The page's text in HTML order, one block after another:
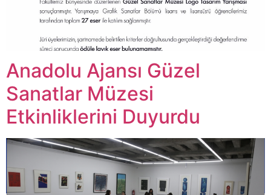
Anadolu Ajansı Güzel
Sanatlar Müzesi
Etkinliklerini Duyurdu